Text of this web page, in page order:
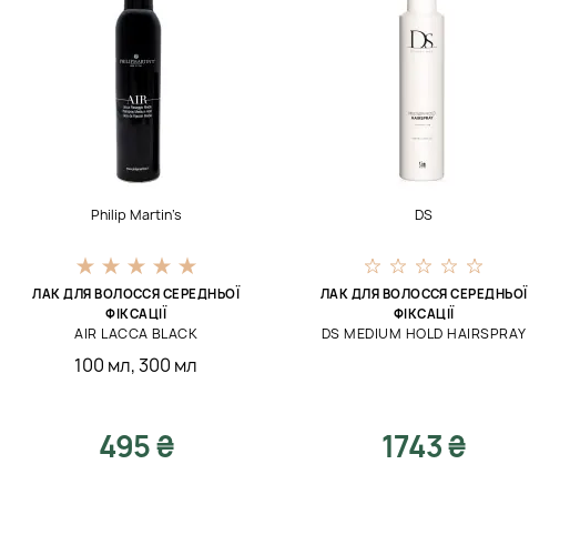
Philip Martin’s
ЛАК ДЛЯ ВОЛОССЯ СЕРЕДНЬОЇ
ФІКСАЦІЇ
AIR LACCA BLACK
100 мл,300 мл
495 ₴
DS
ЛАК ДЛЯ ВОЛОССЯ СЕРЕДНЬОЇ
ФІКСАЦІЇ
DS MEDIUM HOLD HAIRSPRAY
1743 ₴